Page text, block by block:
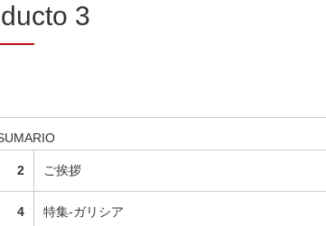
3
2 ご挨拶
4
特集-ガリシア